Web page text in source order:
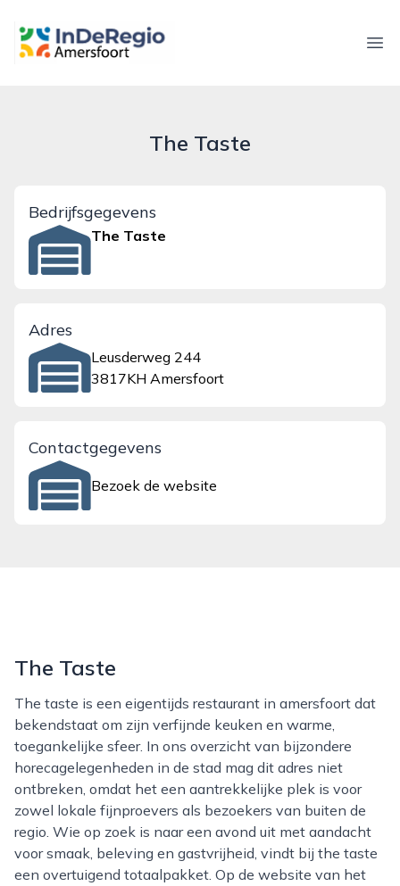
inderegioamersfoort.nl
The Taste
Bedrijfsgegevens
The Taste
Adres
Leusderweg 244
3817KH Amersfoort
Contactgegevens
Bezoek de website
The Taste
The taste is een eigentijds restaurant in amersfoort dat
bekendstaat om zijn verfijnde keuken en warme,
toegankelijke sfeer. In ons overzicht van bijzondere
horecagelegenheden in de stad mag dit adres niet
ontbreken, omdat het een aantrekkelijke plek is voor
zowel lokale fijnproevers als bezoekers van buiten de
regio. Wie op zoek is naar een avond uit met aandacht
voor smaak, beleving en gastvrijheid, vindt bij the taste
een overtuigend totaalpakket. Op de website van het